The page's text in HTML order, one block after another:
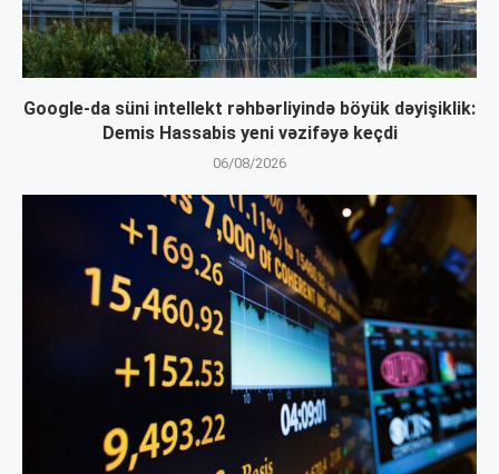
Google-da süni intellekt rəhbərliyində böyük dəyişiklik:
Demis Hassabis yeni vəzifəyə keçdi
06/08/2026